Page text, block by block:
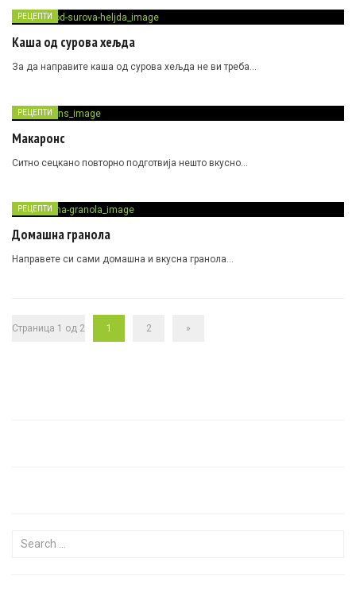
РЕЦЕПТИ
Каша од сурова хељда
За да направите каша од сурова хељда не ви треба…
РЕЦЕПТИ
Макаронс
Ситно сецкано повторно подготвија нешто вкусно…
РЕЦЕПТИ
Домашна гранола
Направете си сами домашна и вкусна гранола…
Страница 1 од 2 1 2 »
Search for: